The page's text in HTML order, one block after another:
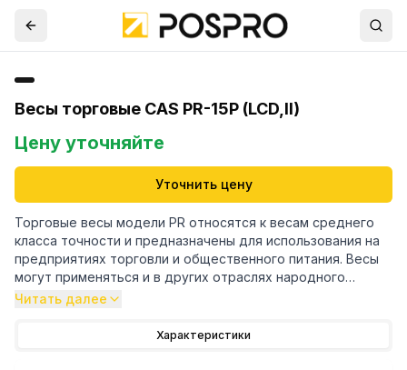
Весы торговые CAS PR-15P (LCD,II)
Цену уточняйте
Уточнить цену
Торговые весы модели PR относятся к весам среднего
класса точности и предназначены для использования на
предприятиях торговли и общественного питания. Весы
могут применяться и в других отраслях народного
хозяйства. Платформа весов изготовлена из пластмассы с
продуктов. ВАШИ ВЫГОДЫ ОТ ИСПОЛЬЗОВАНИЯ CAS PR-P
Читать далее
Характеристики